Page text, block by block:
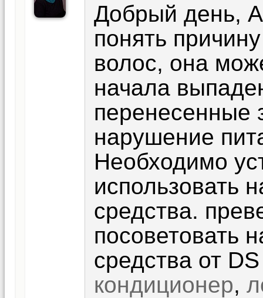
Добрый день,
понять
волос, она
начала
перенесенные
нарушение
Необходимо
использовать
средства.
посоветовать
средства от
кондиционер,